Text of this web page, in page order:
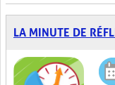
LA MINUTE DE